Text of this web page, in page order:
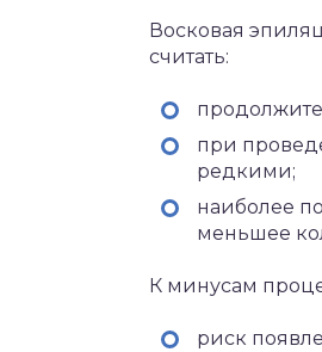
Восковая
считать:
при
редкими;
наиболее
меньшее
К минусам
риск